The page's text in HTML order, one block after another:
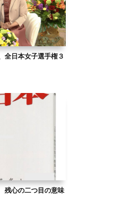
全日本女子選手権３
心の二つ目の意味